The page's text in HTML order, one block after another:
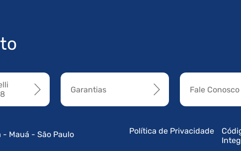
Garantias Fale Conosco
- Mauá - São Paulo Política de Privacidade